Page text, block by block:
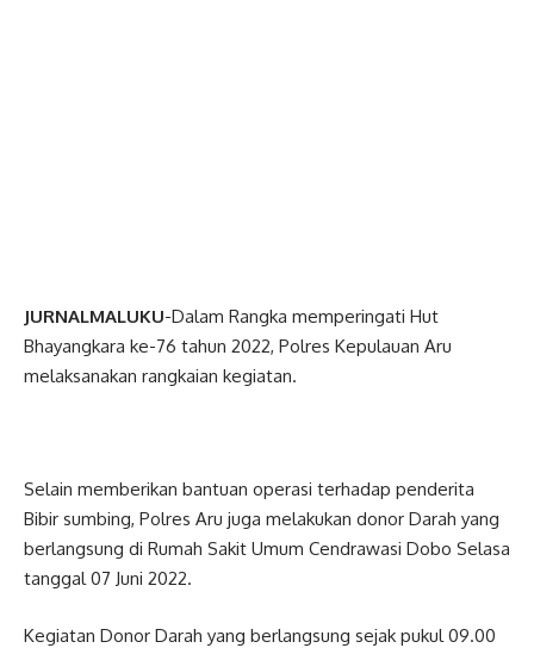
JURNALMALUKU-Dalam Rangka memperingati Hut
Bhayangkara ke-76 tahun 2022, Polres Kepulauan Aru
melaksanakan rangkaian kegiatan.
Selain memberikan bantuan operasi terhadap penderita
Bibir sumbing, Polres Aru juga melakukan donor Darah yang
berlangsung di Rumah Sakit Umum Cendrawasi Dobo Selasa
tanggal 07 Juni 2022.
Kegiatan Donor Darah yang berlangsung sejak pukul 09.00